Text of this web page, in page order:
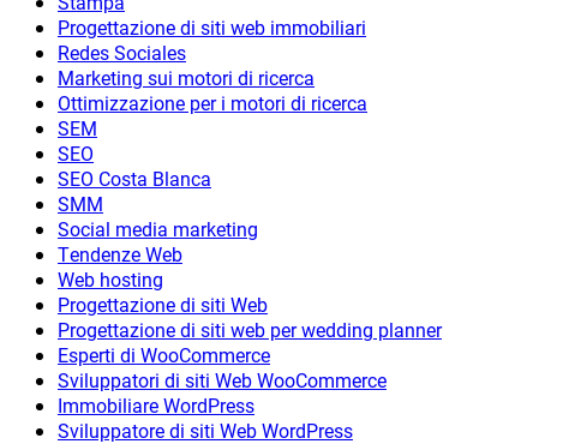
Progettazione di siti web immobiliari
Redes Sociales
Marketing sui motori di ricerca
Ottimizzazione per i motori di ricerca
SEM
SEO
SEO Costa Blanca
SMM
Social media marketing
Tendenze Web
Web hosting
Progettazione di siti Web
Progettazione di siti web per wedding planner
Esperti di WooCommerce
Sviluppatori di siti Web WooCommerce
Immobiliare WordPress
Sviluppatore di siti Web WordPress